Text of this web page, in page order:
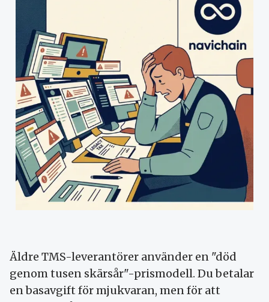
Äldre TMS-leverantörer använder en "död
genom tusen skärsår"-prismodell. Du betalar
en basavgift för mjukvaran, men för att